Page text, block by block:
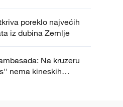
poreklo najvećih
iz dubina Zemlje
Na kruzeru
nema kineskih